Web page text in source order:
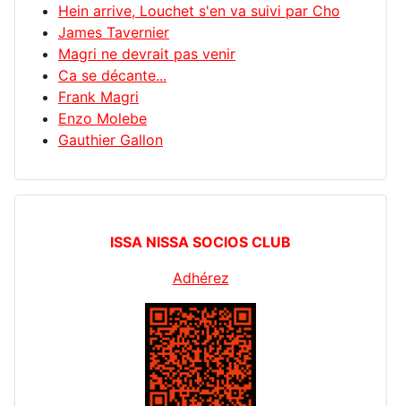
Hein arrive, Louchet s'en va suivi par Cho
James Tavernier
Magri ne devrait pas venir
Ca se décante...
Frank Magri
Enzo Molebe
Gauthier Gallon
ISSA NISSA SOCIOS CLUB
Adhérez